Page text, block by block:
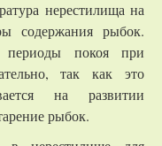
нерестилища на
содержания рыбок.
покоя при
так как это
на развитии
рыбок.